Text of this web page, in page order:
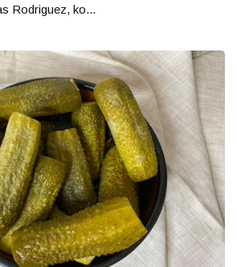
Rodriguez, ko...